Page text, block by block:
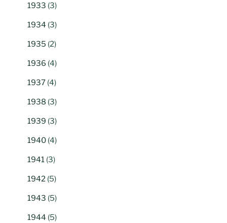
1933 (3)
1934 (3)
1935 (2)
1936 (4)
1937 (4)
1938 (3)
1939 (3)
1940 (4)
1941 (3)
1942 (5)
1943 (5)
1944 (5)